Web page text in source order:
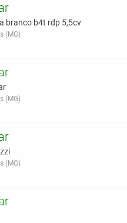
branco b4t rdp 5,5cv
(MG)
(MG)
(MG)